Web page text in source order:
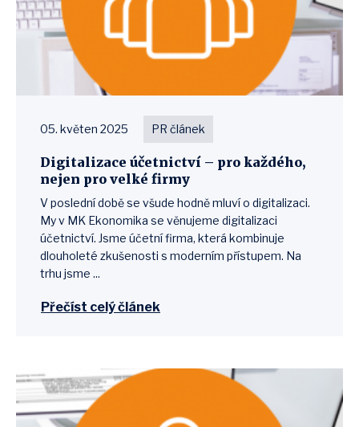
05. květen 2025 PR článek
Digitalizace účetnictví – pro každého,
nejen pro velké firmy
V poslední době se všude hodně mluví o digitalizaci.
My v MK Ekonomika se věnujeme digitalizaci
účetnictví. Jsme účetní firma, která kombinuje
dlouholeté zkušenosti s moderním přístupem. Na
trhu jsme ...
Přečíst celý článek